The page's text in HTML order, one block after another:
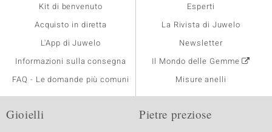
Kit di benvenuto
Acquisto in diretta
L'App di Juwelo
Informazioni sulla consegna
FAQ - Le domande più comuni
Esperti
La Rivista di Juwelo
Newsletter
Il Mondo delle Gemme
Misure anelli
Gioielli Pietre preziose